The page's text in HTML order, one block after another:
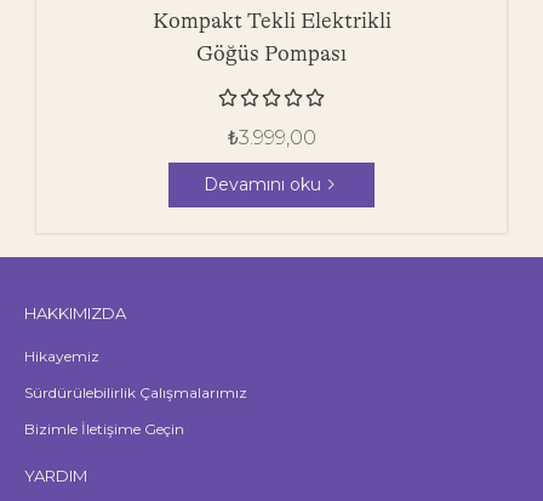
Kompakt Tekli Elektrikli
Göğüs Pompası

₺3.999,00
Devamını oku
HAKKIMIZDA
Hikayemiz
Sürdürülebilirlik Çalışmalarımız
Bizimle İletişime Geçin
YARDIM